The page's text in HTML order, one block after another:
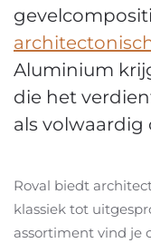
Aluminium
die het
als
Roval biedt
klassiek tot
assortiment vind je